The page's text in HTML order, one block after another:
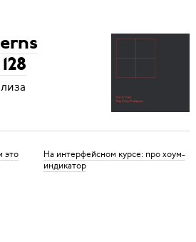
это
На интерфейсном курсе: про хоум-
индикатор